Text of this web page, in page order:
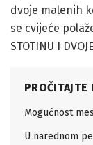
dvoje malenih
se cvijeće
STOTINU I
Mogućnost
U narednom